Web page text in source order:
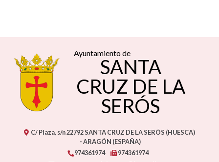
Ayuntamiento de
SANTA
CRUZ DE LA
SERÓS
C/ Plaza, s/n22792SANTA CRUZ DE LA SERÓS (HUESCA)
- ARAGÓN (ESPAÑA)
974361974
974361974